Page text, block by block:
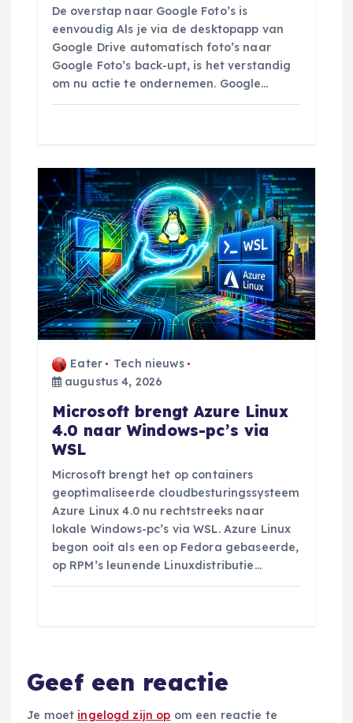
De overstap naar Google Foto’s is
eenvoudig Als je via de desktopapp van
Google Drive automatisch foto’s naar
Google Foto’s back-upt, is het verstandig
om nu actie te ondernemen. Google…
Eater
Tech nieuws
augustus 4, 2026
Microsoft brengt Azure Linux
4.0 naar Windows-pc’s via
WSL
Microsoft brengt het op containers
geoptimaliseerde cloudbesturingssysteem
Azure Linux 4.0 nu rechtstreeks naar
lokale Windows-pc’s via WSL. Azure Linux
begon ooit als een op Fedora gebaseerde,
op RPM’s leunende Linuxdistributie…
Geef een reactie
Je moet ingelogd zijn op om een reactie te